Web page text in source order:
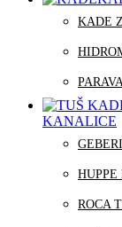
KADE
KANALICE
HUPPE
ROCA